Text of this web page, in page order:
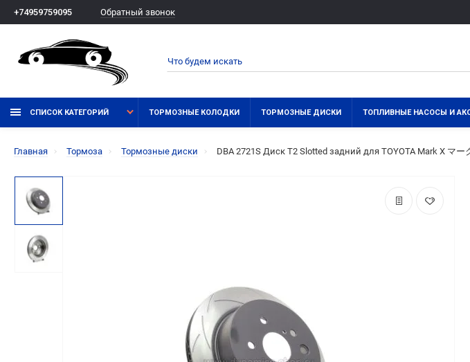
+74959759095 Обратный звонок
СПИСОК КАТЕГОРИЙ ТОРМОЗНЫЕ КОЛОДКИ ТОРМОЗНЫЕ ДИСКИ ТОПЛИВНЫЕ НАСОСЫ И
Главная Тормоза Тормозные диски DBA 2721S Диск T2 Slotted задний для TOYOTA Mark X マー